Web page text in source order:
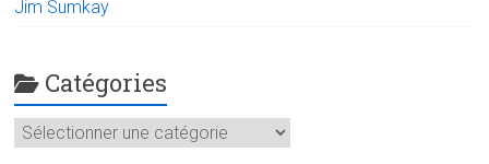
Jim Sumkay
Catégories
Catégories